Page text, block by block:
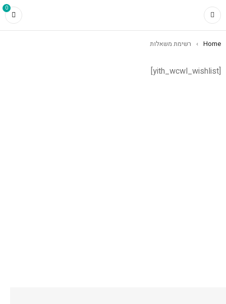
0
Home
› רשימת משאלות
[yith_wcwl_wishlist]